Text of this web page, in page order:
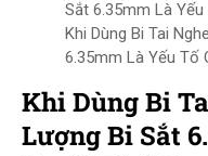
Khi Dùng Bi Tai
6.35mm Là Yếu Tố
Khi Dùng Bi
Lượng Bi Sắt